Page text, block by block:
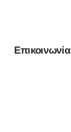
Επικοινωνία